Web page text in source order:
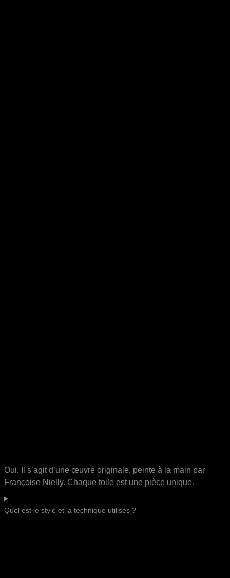
Oui. Il s’agit d’une œuvre originale, peinte à la main par
Françoise Nielly. Chaque toile est une pièce unique.
Quel est le style et la technique utilisés ?